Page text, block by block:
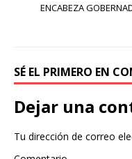
ENCABEZA
SÉ EL PRIMERO EN
Dejar una
Tu dirección de correo